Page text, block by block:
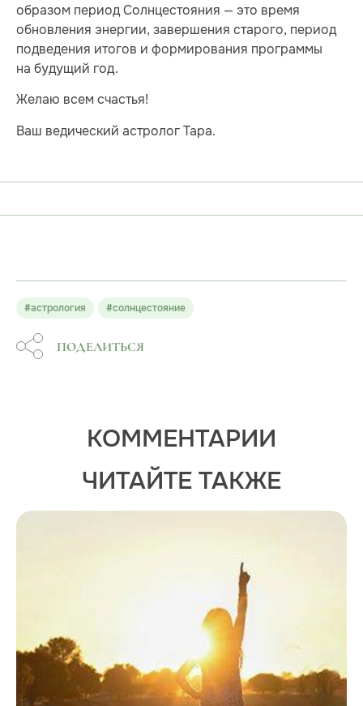
образом период Солнцестояния — это время
обновления энергии, завершения старого, период
подведения итогов и формирования программы
на будущий год.
Желаю всем счастья!
Ваш ведический астролог Тара.
#астрология #солнцестояние
ПОДЕЛИТЬСЯ
КОММЕНТАРИИ
ЧИТАЙТЕ ТАКЖЕ